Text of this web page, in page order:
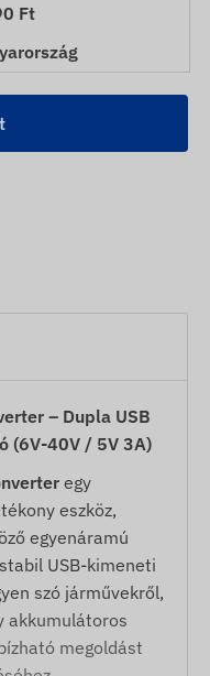
Ft
– Dupla USB
(6V-40V / 5V 3A)
egy
eszköz,
egyenáramú
USB-kimeneti
szó járművekről,
akkumulátoros
megoldást